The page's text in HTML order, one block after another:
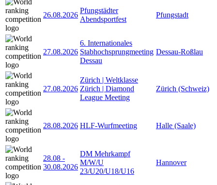
26.08.2026
Pfungstädter
Abendsportfest
Pfungstadt
27.08.2026
6. Internationales
Stabhochsprungmeeting
Dessau
Dessau-Roßlau
27.08.2026
Zürich | Weltklasse
Zürich | Diamond
League Meeting
Zürich (Schweiz)
28.08.2026 HLF-Wurfmeeting Halle (Saale)
28.08 -
30.08.2026
DM Mehrkampf
M/W/U
23/U20/U18/U16
Hannover